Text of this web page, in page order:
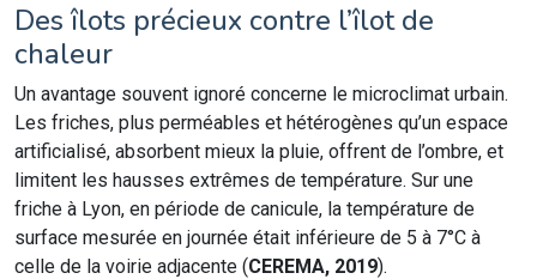
Des îlots précieux contre l’îlot de
chaleur
Un avantage souvent ignoré concerne le microclimat urbain.
Les friches, plus perméables et hétérogènes qu’un espace
artificialisé, absorbent mieux la pluie, offrent de l’ombre, et
limitent les hausses extrêmes de température. Sur une
friche à Lyon, en période de canicule, la température de
surface mesurée en journée était inférieure de 5 à 7°C à
celle de la voirie adjacente (CEREMA, 2019).